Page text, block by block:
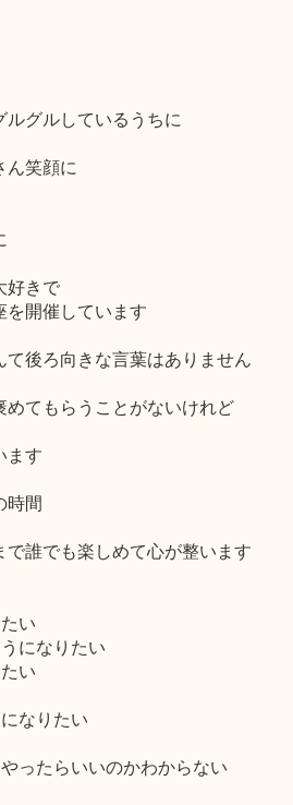
グルしているうちに
ん笑顔に
好きで
を開催しています
後ろ向きな言葉はありません
めてもらうことがないけれど
ます
時間
誰でも楽しめて心が整います
い
になりたい
い
なりたい
ったらいいのかわからない